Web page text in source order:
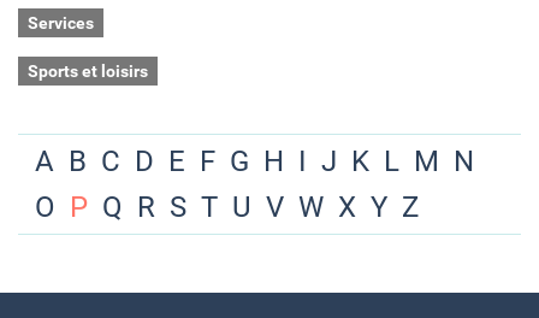
Services
Sports et loisirs
A B C D E F G H I J K L M N
O P Q R S T U V W X Y Z